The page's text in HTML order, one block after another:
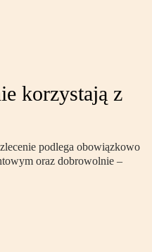
korzystają z
podlega obowiązkowo
oraz dobrowolnie –